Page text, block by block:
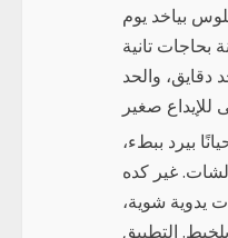
بياخد يوم
بحاجات تانية
دقايق، والحد
بيرد ببطء،
غير كده
يدوية شوية،
التطبيق